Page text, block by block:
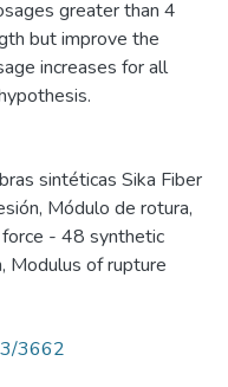
greater than 4
but improve the
increases for all
sintéticas Sika Fiber
, Módulo de rotura,
- 48 synthetic
, Modulus of rupture
3662